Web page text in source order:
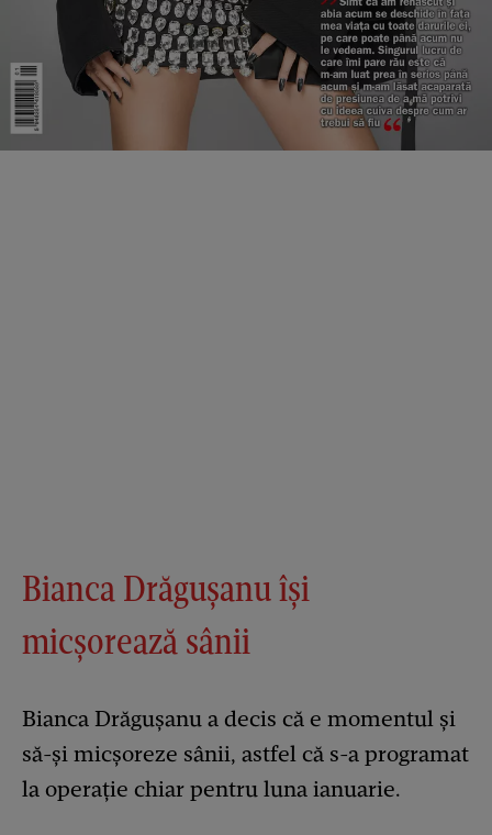
Bianca Drăgușanu își
micșorează sânii
Bianca Drăgușanu a decis că e momentul și
să-și micșoreze sânii, astfel că s-a programat
la operație chiar pentru luna ianuarie.